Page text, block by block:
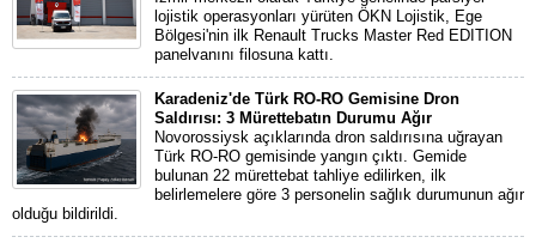
lojistik operasyonları yürüten ÖKN Lojistik, Ege
Bölgesi'nin ilk Renault Trucks Master Red EDITION
panelvanını filosuna kattı.
Karadeniz'de Türk RO-RO Gemisine Dron
Saldırısı: 3 Mürettebatın Durumu Ağır
Novorossiysk açıklarında dron saldırısına uğrayan
Türk RO-RO gemisinde yangın çıktı. Gemide
bulunan 22 mürettebat tahliye edilirken, ilk
belirlemelere göre 3 personelin sağlık durumunun ağır
olduğu bildirildi.